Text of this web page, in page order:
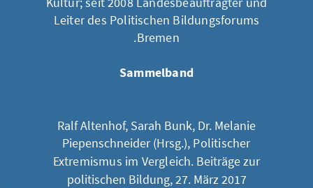
Leiter des Politischen Bildungsforums
Bremen.
Sammelband
Ralf Altenhof, Sarah Bunk, Dr. Melanie
Piepenschneider (Hrsg.), Politischer
Extremismus im Vergleich. Beiträge zur
politischen Bildung, 27. März 2017